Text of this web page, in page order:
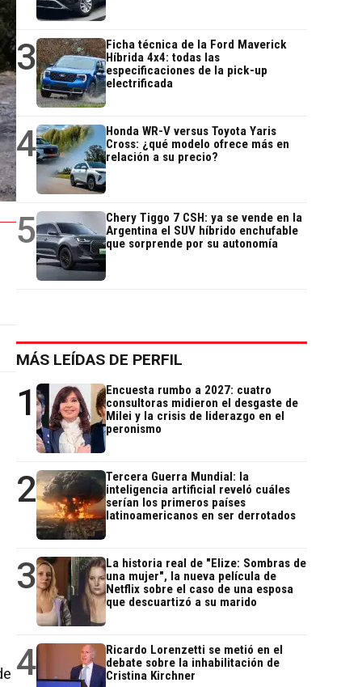
3
Ficha técnica de la Ford Maverick
Híbrida 4x4: todas las
especificaciones de la pick-up
electrificada
4
Honda WR-V versus Toyota Yaris
Cross: ¿qué modelo ofrece más en
relación a su precio?
5
Chery Tiggo 7 CSH: ya se vende en la
Argentina el SUV híbrido enchufable
que sorprende por su autonomía
MÁS LEÍDAS DE PERFIL
1
Encuesta rumbo a 2027: cuatro
consultoras midieron el desgaste de
Milei y la crisis de liderazgo en el
peronismo
2
Tercera Guerra Mundial: la
inteligencia artificial reveló cuáles
serían los primeros países
latinoamericanos en ser derrotados
3
La historia real de "Elize: Sombras de
una mujer", la nueva película de
Netflix sobre el caso de una esposa
que descuartizó a su marido
4
Ricardo Lorenzetti se metió en el
debate sobre la inhabilitación de
Cristina Kirchner